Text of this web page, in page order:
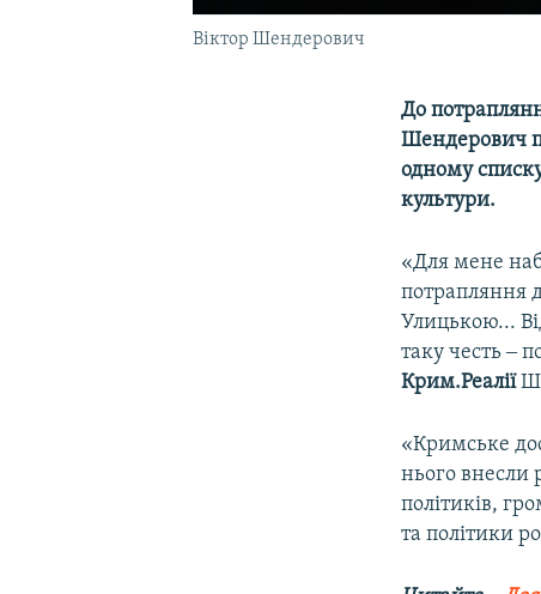
Віктор Шендерович
До
Шендерович
одному
культури.
«Для мене
потрапляння
Улицькою...
таку честь ‒
Крим.Реалії
«Кримське
нього внесли
політиків,
та політики